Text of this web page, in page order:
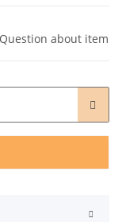
Question about item